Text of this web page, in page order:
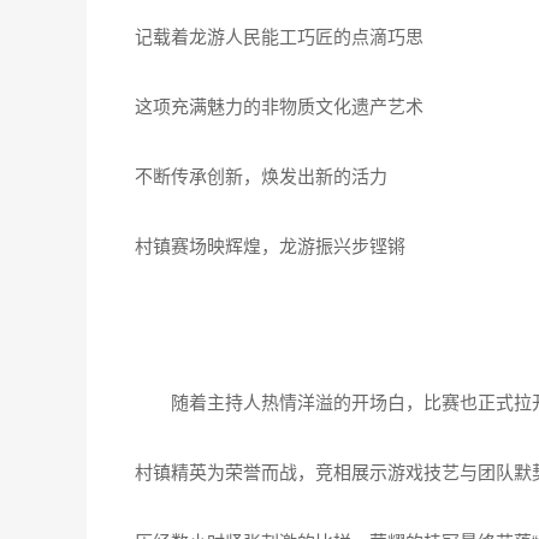
记载着龙游人民能工巧匠的点滴巧思
这项充满魅力的非物质文化遗产艺术
不断传承创新，焕发出新的活力
村镇赛场映辉煌，龙游振兴步铿锵
随着主持人热情洋溢的开场白，比赛也正式拉
村镇精英为荣誉而战，竞相展示游戏技艺与团队默